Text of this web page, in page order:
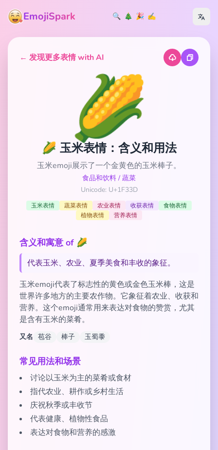
EmojiSpark 🔍 🎄 🎉 ✍️
← 发现更多表情 with AI
🌽
🌽 玉米表情：含义和用法
玉米emoji展示了一个金黄色的玉米棒子。
食品和饮料 / 蔬菜
Unicode: U+1F33D
玉米表情 蔬菜表情 农业表情 收获表情
食物表情
植物表情
营养表情
含义和寓意 of 🌽
代表玉米、农业、夏季美食和丰收的象征。
玉米emoji代表了标志性的黄色或金色玉米棒，这是
世界许多地方的主要农作物。它象征着农业、收获和
营养。这个emoji通常用来表达对食物的赞赏，尤其
是含有玉米的菜肴。
又名 苞谷 棒子 玉蜀黍
常见用法和场景
讨论以玉米为主的菜肴或食材
指代农业、耕作或乡村生活
庆祝秋季或丰收节
代表健康、植物性食品
表达对食物和营养的感激